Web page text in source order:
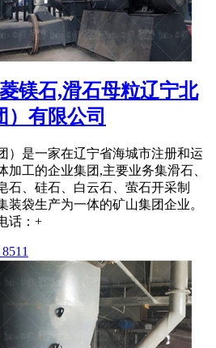
镁石,滑石母粒辽宁北
）有限公司
）是一家在辽宁省海城市注册和运
加工的企业集团,主要业务集滑石、
石、硅石、白云石、萤石开采制
装袋生产为一体的矿山集团企业。
话：+